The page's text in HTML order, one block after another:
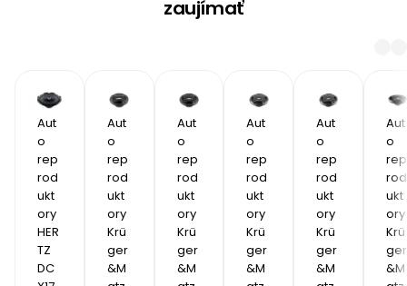
zaujímať
Aut
o
rep
rod
ukt
ory
HER
TZ
DC
Aut
o
rep
rod
ukt
ory
Krü
ger
&M
Aut
o
rep
rod
ukt
ory
Krü
ger
&M
Aut
o
rep
rod
ukt
ory
Krü
ger
&M
Aut
o
rep
rod
ukt
ory
Krü
ger
&M
Aut
o
rep
rod
ukt
ory
Krü
ger
&M